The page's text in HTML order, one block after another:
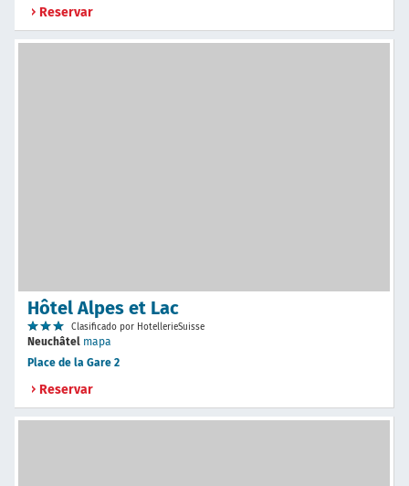
Reservar
Hôtel Alpes et Lac
Clasificado por HotellerieSuisse
Neuchâtel mapa
Place de la Gare 2
Reservar